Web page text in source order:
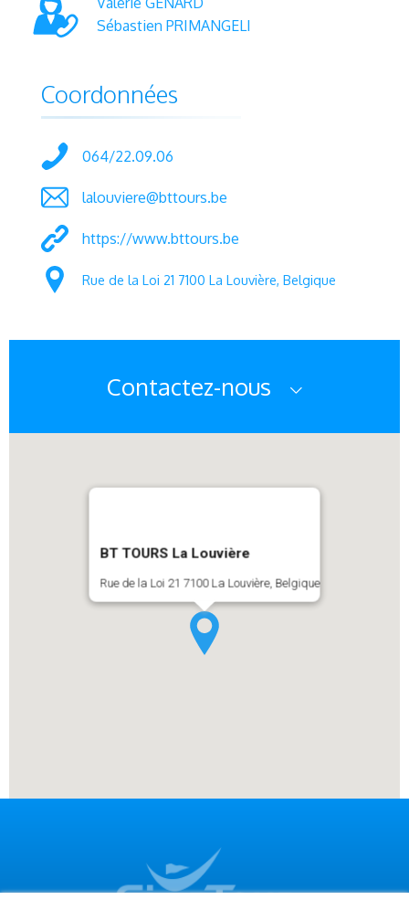
Sébastien PRIMANGELI
Coordonnées
064/22.09.06
Rue de la Loi 21 7100 La Louvière, Belgique
lalouviere@bttours.be
https://www.bttours.be
Contactez-nous
BT TOURS La Louvière
Rue de la Loi 21 7100 La Louvière, Belgique